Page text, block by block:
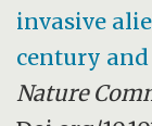
invasive
century
Nature